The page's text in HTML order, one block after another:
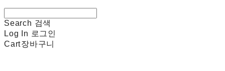
Search 검색
Log In 로그인
Cart장바구니